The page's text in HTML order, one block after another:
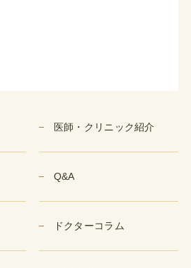
医師・クリニック紹介
Q&A
ドクターコラム